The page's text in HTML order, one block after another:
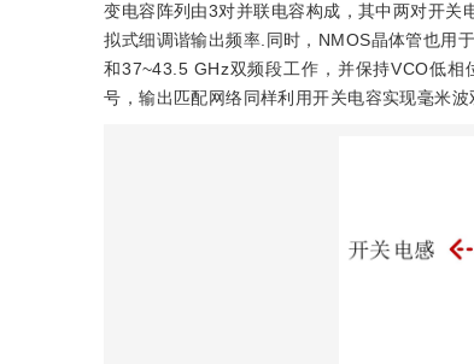
变电容阵列由3对并联电容构成，其中两对开
拟式细调谐输出频率.同时，NMOS晶体管也用
和37~43.5 GHz双频段工作，并保持VCO低
号，输出匹配网络同样利用开关电容实现毫米波